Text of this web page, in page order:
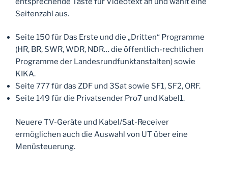
Seitenzahl aus.
Seite 150 für Das Erste und die „Dritten“ Programme
(HR, BR, SWR, WDR, NDR… die öffentlich-rechtlichen
Programme der Landesrundfunktanstalten) sowie
KIKA.
Seite 777 für das ZDF und 3Sat sowie SF1, SF2, ORF.
Seite 149 für die Privatsender Pro7 und Kabel1.
Neuere TV-Geräte und Kabel/Sat-Receiver
ermöglichen auch die Auswahl von UT über eine
Menüsteuerung.